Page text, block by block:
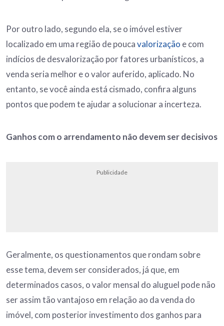
Por outro lado, segundo ela, se o imóvel estiver
localizado em uma região de poucavalorização e com
indícios de desvalorização por fatores urbanísticos, a
venda seria melhor e o valor auferido, aplicado. No
entanto, se você ainda está cismado, confira alguns
pontos que podem te ajudar a solucionar a incerteza.
Ganhos com o arrendamento não devem ser decisivos
Publicidade
Geralmente, os questionamentos que rondam sobre
esse tema, devem ser considerados, já que, em
determinados casos, o valor mensal do aluguel pode não
ser assim tão vantajoso em relação ao da venda do
imóvel, com posterior investimento dos ganhos para